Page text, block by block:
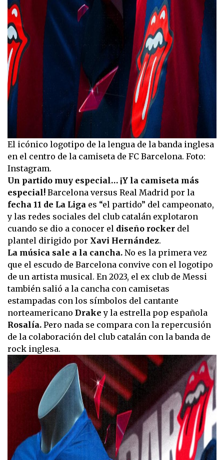
El icónico logotipo de la lengua de la banda inglesa
en el centro de la camiseta de FC Barcelona. Foto:
Instagram.
Un partido muy especial… ¡Y la camiseta más
especial! Barcelona versus Real Madrid por la
fecha 11 de La Liga es “el partido” del campeonato,
y las redes sociales del club catalán explotaron
cuando se dio a conocer el diseño rocker del
plantel dirigido por Xavi Hernández.
La música sale a la cancha. No es la primera vez
que el escudo de Barcelona convive con el logotipo
de un artista musical. En 2023, el ex club de Messi
también salió a la cancha con camisetas
estampadas con los símbolos del cantante
norteamericano Drakey la estrella pop española
Rosalía. Pero nada se compara con la repercusión
de la colaboración del club catalán con la banda de
rock inglesa.